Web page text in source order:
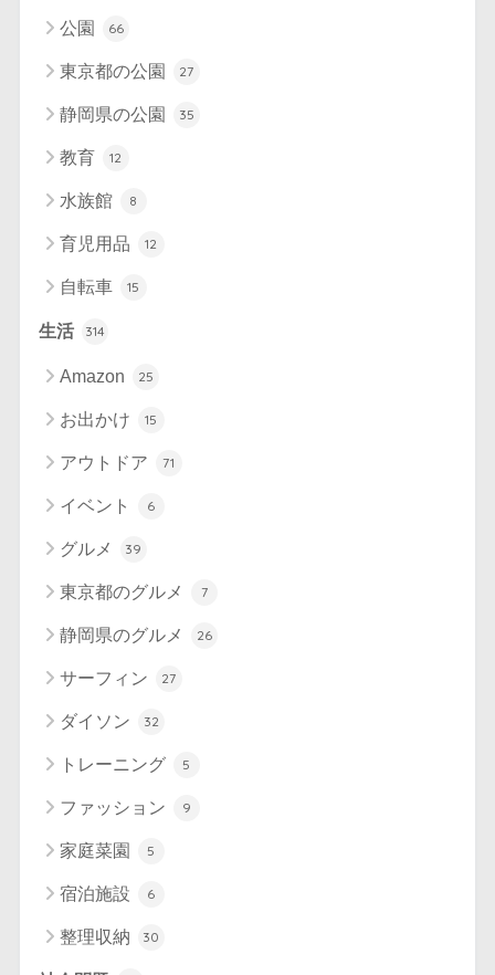
公園 66
東京都の公園 27
静岡県の公園 35
教育 12
水族館 8
育児用品 12
自転車 15
生活 314
Amazon 25
お出かけ 15
アウトドア 71
イベント 6
グルメ 39
東京都のグルメ 7
静岡県のグルメ 26
サーフィン 27
ダイソン 32
トレーニング 5
ファッション 9
家庭菜園 5
宿泊施設 6
整理収納 30